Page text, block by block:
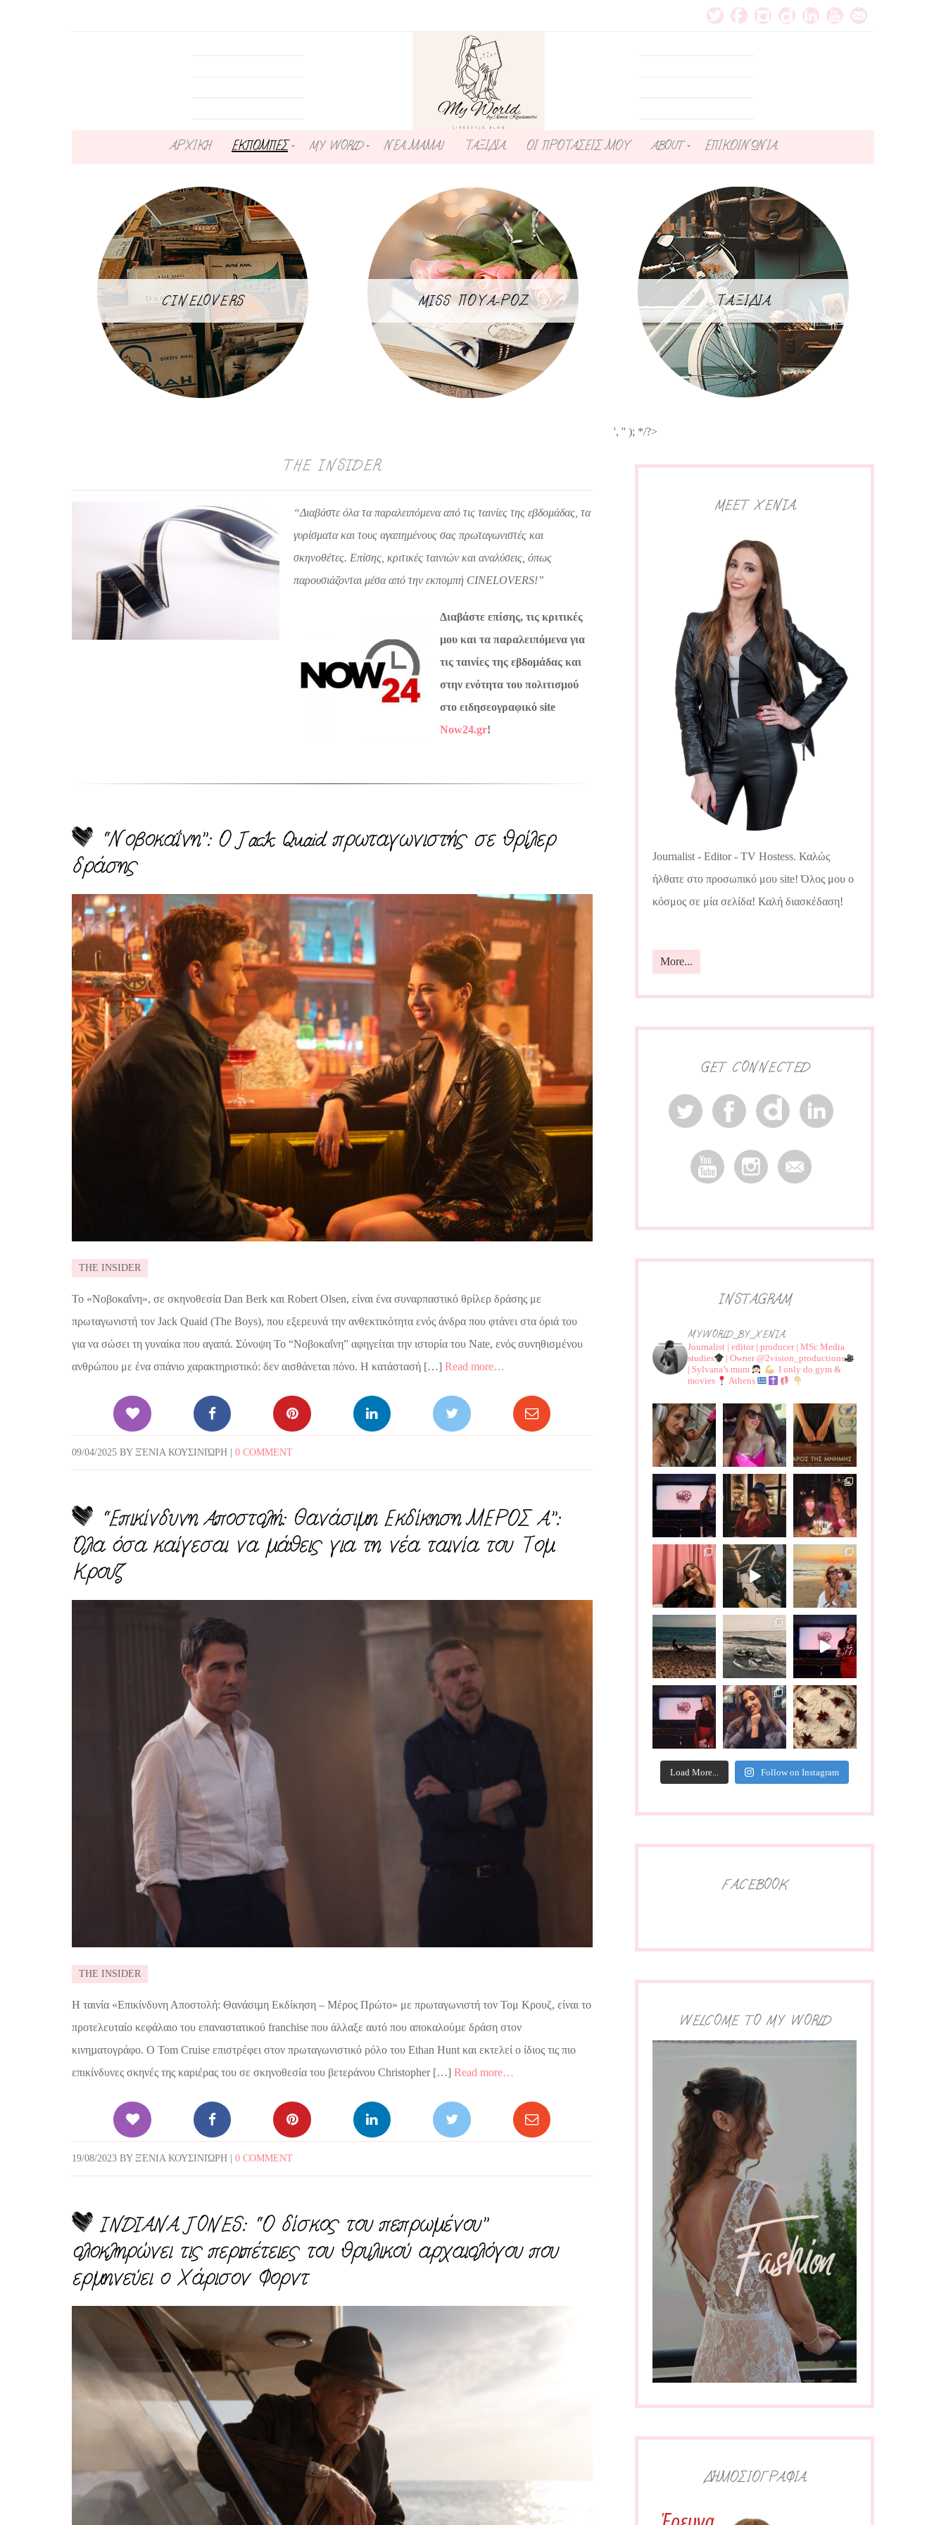
ΑΡΧΙΚΗ ΕΚΠΟΜΠΕΣ MY WORLD ΝΕΑ ΜΑΜΑ! ΤΑΞΙΔΙΑ ΟΙ ΠΡΟΤΑΣΕΙΣ ΜΟΥ ABOUT ΕΠΙΚΟΙΝΩΝΙΑ
CINELOVERS MISS ΠΟΥΑ-ΡΟΖ ΤΑΞΙΔΙΑ
', '' ); */?>
THE INSIDER
“Διαβάστε όλα τα παραλειπόμενα από τις ταινίες της εβδομάδας, τα
γυρίσματα και τους αγαπημένους σας πρωταγωνιστές και
σκηνοθέτες. Επίσης, κριτικές ταινιών και αναλύσεις, όπως
παρουσιάζονται μέσα από την εκπομπή CINELOVERS!”
Διαβάστε επίσης, τις κριτικές
μου και τα παραλειπόμενα για
τις ταινίες της εβδομάδας και
στην ενότητα του πολιτισμού
στο ειδησεογραφικό site
Now24.gr!
“Νοβοκαΐνη”: Ο Jack Quaid πρωταγωνιστής σε θρίλερ
δράσης
THE INSIDER
Το «Νοβοκαΐνη», σε σκηνοθεσία Dan Berk και Robert Olsen, είναι ένα συναρπαστικό θρίλερ δράσης με
πρωταγωνιστή τον Jack Quaid (The Boys), που εξερευνά την ανθεκτικότητα ενός άνδρα που φτάνει στα όριά του
για να σώσει τη γυναίκα που αγαπά. Σύνοψη Το “Νοβοκαΐνη” αφηγείται την ιστορία του Nate, ενός συνηθισμένου
ανθρώπου με ένα σπάνιο χαρακτηριστικό: δεν αισθάνεται πόνο. Η κατάστασή […] Read more…
09/04/2025 BY ΞΈΝΙΑ ΚΟΥΣΙΝΙΏΡΗ 0 COMMENT
“Επικίνδυνη Αποστολή: Θανάσιμη Εκδίκηση ΜΕΡΟΣ Α”:
Όλα όσα καίγεσαι να μάθεις για τη νέα ταινία του Τομ
Κρουζ
THE INSIDER
Η ταινία «Επικίνδυνη Αποστολή: Θανάσιµη Εκδίκηση – Μέρος Πρώτο» με πρωταγωνιστή τον Τομ Κρουζ, είναι το
προτελευταίο κεφάλαιο του επαναστατικού franchise που άλλαξε αυτό που αποκαλούµε δράση στον
κινηµατογράφο. Ο Tom Cruise επιστρέφει στον πρωταγωνιστικό ρόλο του Ethan Hunt και εκτελεί ο ίδιος τις πιο
επικίνδυνες σκηνές της καριέρας του σε σκηνοθεσία του βετεράνου Christopher […] Read more…
19/08/2023 BY ΞΈΝΙΑ ΚΟΥΣΙΝΙΏΡΗ 0 COMMENT
INDIANA JONES: “Ο δίσκος του πεπρωμένου”
ολοκληρώνει τις περιπέτειες του θρυλικού αρχαιολόγου που
ερμηνεύει ο Χάρισον Φορντ
MEET XENIA
Journalist - Editor - TV Hostess. Καλώς
ήλθατε στο προσωπικό μου site! Όλος μου ο
κόσμος σε μία σελίδα! Καλή διασκέδαση!
More...
GET CONNECTED
INSTAGRAM
MYWORLD_BY_XENIA
Journalist | editor | producer | MSc Media
studies
| Owner @2vision_productions
| Sylvana’s mum
I only do gym &
movies
Athens
Load More... Follow on Instagram
FACEBOOK
WELCOME TO MY WORLD
ΔΗΜΟΣΙΟΓΡΑΦΙΑ